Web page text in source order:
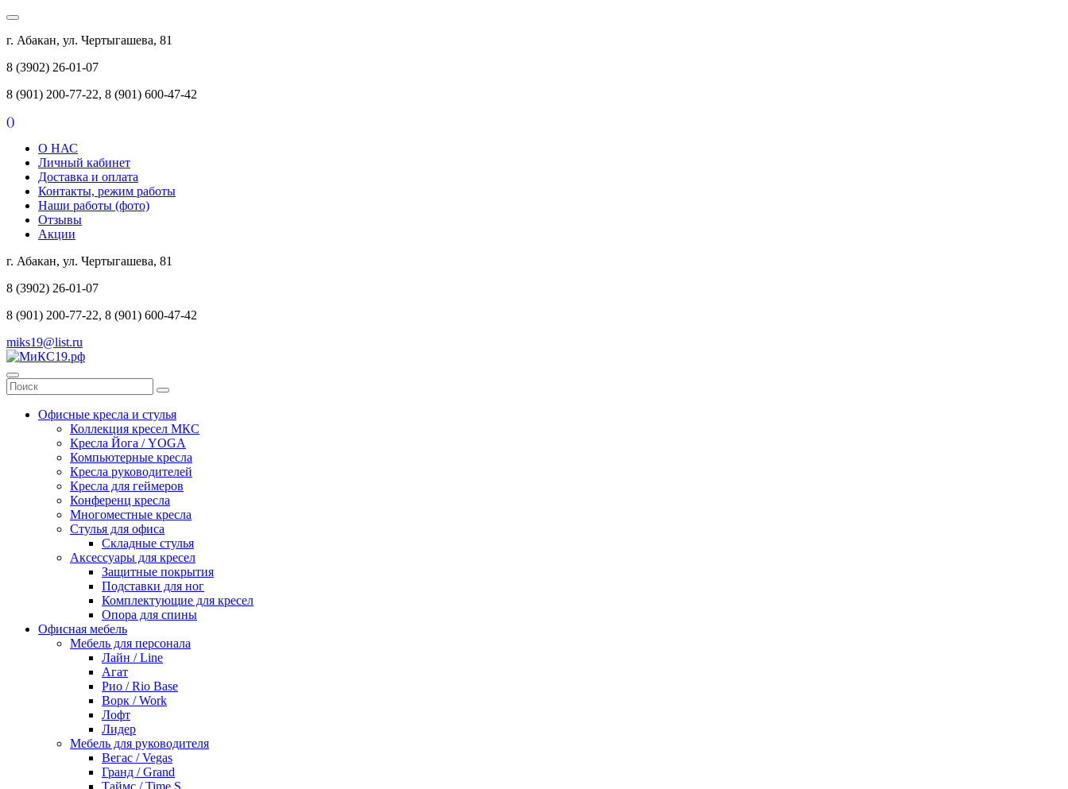
г. Абакан, ул. Чертыгашева, 81
8 (3902) 26-01-07
8 (901) 200-77-22, 8 (901) 600-47-42
()
О НАС
Личный кабинет
Доставка и оплата
Контакты, режим работы
Наши работы (фото)
Отзывы
Акции
г. Абакан, ул. Чертыгашева, 81
8 (3902) 26-01-07
8 (901) 200-77-22, 8 (901) 600-47-42
miks19@list.ru
Офисные кресла и стулья
Коллекция кресел МКС
Кресла Йога / YOGA
Компьютерные кресла
Кресла руководителей
Кресла для геймеров
Конференц кресла
Многоместные кресла
Стулья для офиса
Складные стулья
Аксессуары для кресел
Защитные покрытия
Подставки для ног
Комплектующие для кресел
Опора для спины
Офисная мебель
Мебель для персонала
Лайн / Line
Агат
Рио / Rio Base
Ворк / Work
Лофт
Лидер
Мебель для руководителя
Вегас / Vegas
Гранд / Grand
Таймс / Time.S